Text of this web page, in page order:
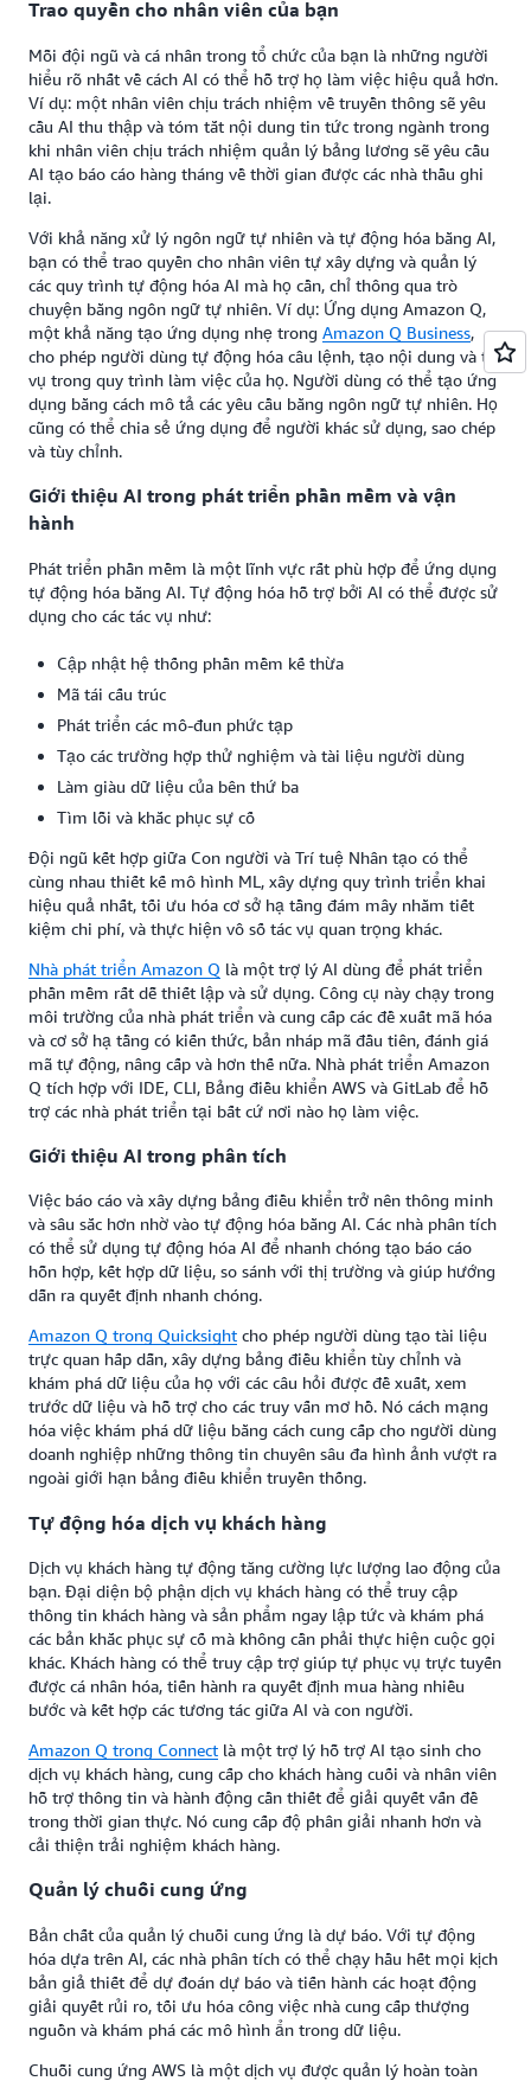
Trao quyền cho nhân viên của bạn
Mỗi đội ngũ và cá nhân trong tổ chức của bạn là những người
hiểu rõ nhất về cách AI có thể hỗ trợ họ làm việc hiệu quả hơn.
Ví dụ: một nhân viên chịu trách nhiệm về truyền thông sẽ yêu
cầu AI thu thập và tóm tắt nội dung tin tức trong ngành trong
khi nhân viên chịu trách nhiệm quản lý bảng lương sẽ yêu cầu
AI tạo báo cáo hàng tháng về thời gian được các nhà thầu ghi
lại.
Với khả năng xử lý ngôn ngữ tự nhiên và tự động hóa bằng AI,
bạn có thể trao quyền cho nhân viên tự xây dựng và quản lý
các quy trình tự động hóa AI mà họ cần, chỉ thông qua trò
chuyện bằng ngôn ngữ tự nhiên. Ví dụ: Ứng dụng Amazon Q,
một khả năng tạo ứng dụng nhẹ trong Amazon Q Business,
cho phép người dùng tự động hóa câu lệnh, tạo nội dung và tác
vụ trong quy trình làm việc của họ. Người dùng có thể tạo ứng
dụng bằng cách mô tả các yêu cầu bằng ngôn ngữ tự nhiên. Họ
cũng có thể chia sẻ ứng dụng để người khác sử dụng, sao chép
và tùy chỉnh.
Giới thiệu AI trong phát triển phần mềm và vận
hành
Phát triển phần mềm là một lĩnh vực rất phù hợp để ứng dụng
tự động hóa bằng AI. Tự động hóa hỗ trợ bởi AI có thể được sử
dụng cho các tác vụ như:
Cập nhật hệ thống phần mềm kế thừa
Mã tái cấu trúc
Phát triển các mô-đun phức tạp
Tạo các trường hợp thử nghiệm và tài liệu người dùng
Làm giàu dữ liệu của bên thứ ba
Tìm lỗi và khắc phục sự cố
Đội ngũ kết hợp giữa Con người và Trí tuệ Nhân tạo có thể
cùng nhau thiết kế mô hình ML, xây dựng quy trình triển khai
hiệu quả nhất, tối ưu hóa cơ sở hạ tầng đám mây nhằm tiết
kiệm chi phí, và thực hiện vô số tác vụ quan trọng khác.
Nhà phát triển Amazon Q là một trợ lý AI dùng để phát triển
phần mềm rất dễ thiết lập và sử dụng. Công cụ này chạy trong
môi trường của nhà phát triển và cung cấp các đề xuất mã hóa
và cơ sở hạ tầng có kiến thức, bản nháp mã đầu tiên, đánh giá
mã tự động, nâng cấp và hơn thế nữa. Nhà phát triển Amazon
Q tích hợp với IDE, CLI, Bảng điều khiển AWS và GitLab để hỗ
trợ các nhà phát triển tại bất cứ nơi nào họ làm việc.
Giới thiệu AI trong phân tích
Việc báo cáo và xây dựng bảng điều khiển trở nên thông minh
và sâu sắc hơn nhờ vào tự động hóa bằng AI. Các nhà phân tích
có thể sử dụng tự động hóa AI để nhanh chóng tạo báo cáo
hỗn hợp, kết hợp dữ liệu, so sánh với thị trường và giúp hướng
dẫn ra quyết định nhanh chóng.
Amazon Q trong Quicksight cho phép người dùng tạo tài liệu
trực quan hấp dẫn, xây dựng bảng điều khiển tùy chỉnh và
khám phá dữ liệu của họ với các câu hỏi được đề xuất, xem
trước dữ liệu và hỗ trợ cho các truy vấn mơ hồ. Nó cách mạng
hóa việc khám phá dữ liệu bằng cách cung cấp cho người dùng
doanh nghiệp những thông tin chuyên sâu đa hình ảnh vượt ra
ngoài giới hạn bảng điều khiển truyền thống.
Tự động hóa dịch vụ khách hàng
Dịch vụ khách hàng tự động tăng cường lực lượng lao động của
bạn. Đại diện bộ phận dịch vụ khách hàng có thể truy cập
thông tin khách hàng và sản phẩm ngay lập tức và khám phá
các bản khắc phục sự cố mà không cần phải thực hiện cuộc gọi
khác. Khách hàng có thể truy cập trợ giúp tự phục vụ trực tuyến
được cá nhân hóa, tiến hành ra quyết định mua hàng nhiều
bước và kết hợp các tương tác giữa AI và con người.
Amazon Q trong Connect là một trợ lý hỗ trợ AI tạo sinh cho
dịch vụ khách hàng, cung cấp cho khách hàng cuối và nhân viên
hỗ trợ thông tin và hành động cần thiết để giải quyết vấn đề
trong thời gian thực. Nó cung cấp độ phân giải nhanh hơn và
cải thiện trải nghiệm khách hàng.
Quản lý chuỗi cung ứng
Bản chất của quản lý chuỗi cung ứng là dự báo. Với tự động
hóa dựa trên AI, các nhà phân tích có thể chạy hầu hết mọi kịch
bản giả thiết để dự đoán dự báo và tiến hành các hoạt động
giải quyết rủi ro, tối ưu hóa công việc nhà cung cấp thượng
nguồn và khám phá các mô hình ẩn trong dữ liệu.
Chuỗi cung ứng AWS là một dịch vụ được quản lý hoàn toàn